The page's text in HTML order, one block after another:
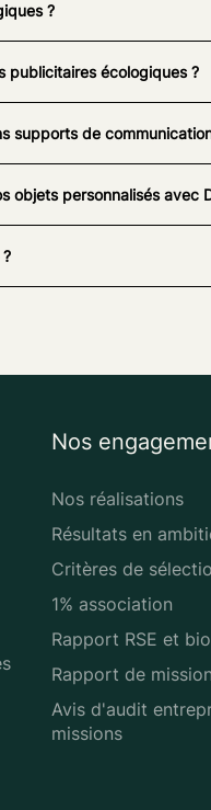
?
publicitaires écologiques ?
supports de
objets personnalisés avec
Nos
Nos réalisations
Résultats en
Critères de
1% association
Rapport RSE et
Rapport de
Avis d'audit
missions